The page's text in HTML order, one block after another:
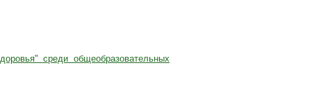
среди общеобразовательных